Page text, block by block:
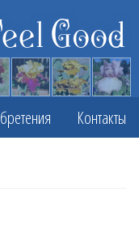
Good
Контакты